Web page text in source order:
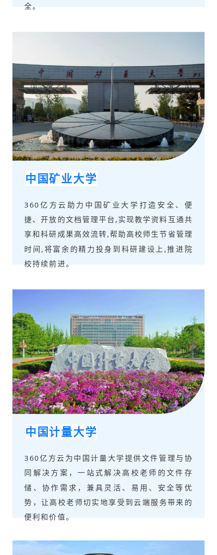
全。
中国矿业大学
360亿方云助力中国矿业大学打造安全、便
捷、开放的文档管理平台,实现教学资料互通共
享和科研成果高效流转,帮助高校师生节省管理
时间,将富余的精力投身到科研建设上,推进院
校持续前进。
中国计量大学
360亿方云为中国计量大学提供文件管理与协
同解决方案，一站式解决高校老师的文件存
储、协作需求，兼具灵活、易用、安全等优
势，让高校老师切实地享受到云端服务带来的
便利和价值。